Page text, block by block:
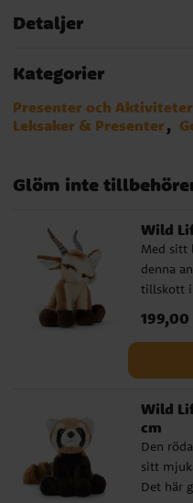
Detaljer
Kategorier
Presenter och Aktiviteter
Leksaker & Presenter
Glöm inte
Wild
Med sitt
denna
tillskott i
fint
detalj.
den
Storlek:
Pris:
Wild
cm
Den
sitt
Det här